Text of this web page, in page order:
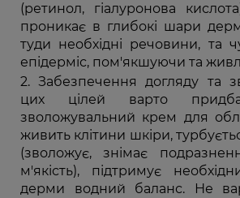
(ретинол, гіалуронова
проникає в глибокі шари
туди необхідні речовини, та
епідерміс, пом'якшуючи та
Забезпечення догляду та
цих цілей варто
зволожувальний крем для
живить клітини шкіри,
(зволожує, знімає
м'якість), підтримує
дерми водний баланс. Не